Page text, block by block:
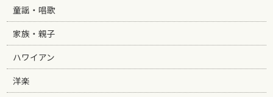
童謡・唱歌
家族・親子
ハワイアン
洋楽